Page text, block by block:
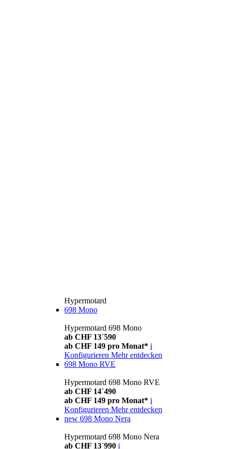
Hypermotard
698 Mono
Hypermotard 698 Mono
ab CHF 13´590
ab CHF 149 pro Monat* i
Konfigurieren Mehr entdecken
698 Mono RVE
Hypermotard 698 Mono RVE
ab CHF 14´490
ab CHF 149 pro Monat* i
Konfigurieren Mehr entdecken
new 698 Mono Nera
Hypermotard 698 Mono Nera
ab CHF 13´990 i